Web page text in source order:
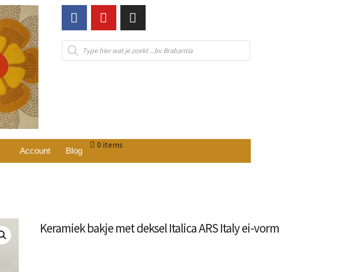
Account Blog
0 items
Keramiek bakje met deksel Italica ARS Italy ei-vorm